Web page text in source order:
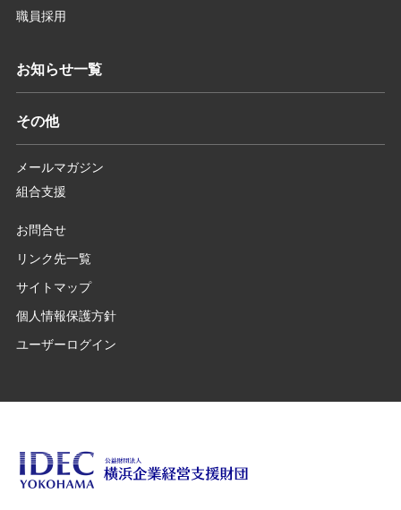
職員採用
お知らせ一覧
その他
メールマガジン
組合支援
お問合せ
リンク先一覧
サイトマップ
個人情報保護方針
ユーザーログイン